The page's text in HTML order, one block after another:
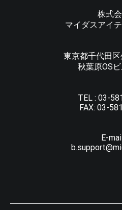
株式
マイダスアイ
東京都千代田
秋葉原OS
TEL : 03-
FAX: 03-
E-